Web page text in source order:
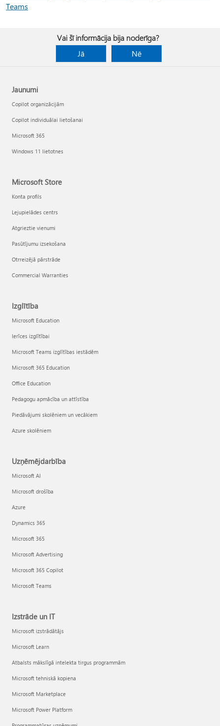
Teams
Vai šī informācija bija noderīga?
Jā
Nē
Jaunumi
Copilot organizācijām
Copilot individuālai lietošanai
Microsoft 365
Windows 11 lietotnes
Microsoft Store
Konta profils
Lejupielādes centrs
Atgrieztie vienumi
Pasūtījumu izsekošana
Otrreizējā pārstrāde
Commercial Warranties
Izglītība
Microsoft Education
Ierīces izglītībai
Microsoft Teams izglītības iestādēm
Microsoft 365 Education
Office Education
Pedagogu apmācība un attīstība
Piedāvājumi skolēniem un vecākiem
Azure skolēniem
Uzņēmējdarbība
Microsoft AI
Microsoft drošība
Azure
Dynamics 365
Microsoft 365
Microsoft Advertising
Microsoft 365 Copilot
Microsoft Teams
Izstrāde un IT
Microsoft izstrādātājs
Microsoft Learn
Atbalsts mākslīgā intelekta tirgus programmām
Microsoft tehniskā kopiena
Microsoft Marketplace
Microsoft Power Platform